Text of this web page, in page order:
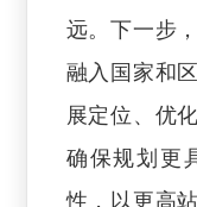
远。下一步
融入国家和
展定位、优
确保规划更
性，以更高